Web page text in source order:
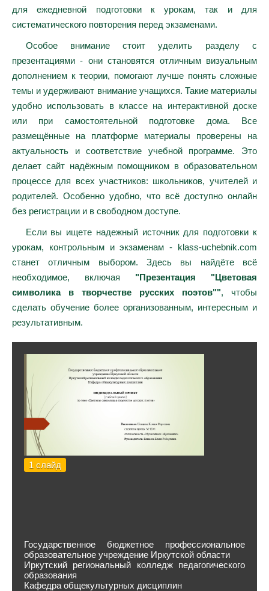
для ежедневной подготовки к урокам, так и для
систематического повторения перед экзаменами.
Особое внимание стоит уделить разделу с
презентациями - они становятся отличным визуальным
дополнением к теории, помогают лучше понять сложные
темы и удерживают внимание учащихся. Такие материалы
удобно использовать в классе на интерактивной доске
или при самостоятельной подготовке дома. Все
размещённые на платформе материалы проверены на
актуальность и соответствие учебной программе. Это
делает сайт надёжным помощником в образовательном
процессе для всех участников: школьников, учителей и
родителей. Особенно удобно, что всё доступно онлайн
без регистрации и в свободном доступе.
Если вы ищете надежный источник для подготовки к
урокам, контрольным и экзаменам - klass-uchebnik.com
станет отличным выбором. Здесь вы найдёте всё
необходимое, включая "Презентация "Цветовая
символика в творчестве русских поэтов"", чтобы
сделать обучение более организованным, интересным и
результативным.
1 слайд
Государственное бюджетное профессиональное
образовательное учреждение Иркутской области
Иркутский региональный колледж педагогического
образования
Кафедра общекультурных дисциплин